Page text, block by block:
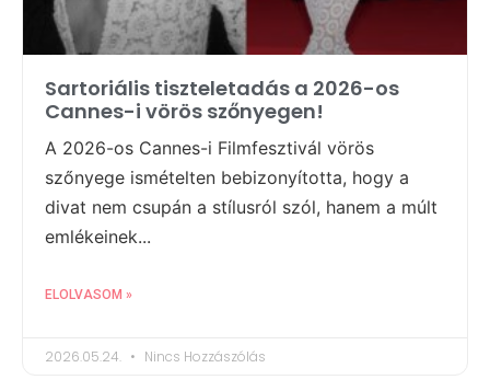
Sartoriális tiszteletadás a 2026-os
Cannes-i vörös szőnyegen!
A 2026-os Cannes-i Filmfesztivál vörös
szőnyege ismételten bebizonyította, hogy a
divat nem csupán a stílusról szól, hanem a múlt
emlékeinek...
ELOLVASOM »
2026.05.24. Nincs Hozzászólás